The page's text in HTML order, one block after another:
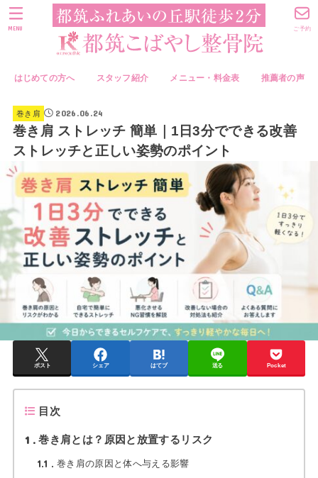
はじめての方へ スタッフ紹介 メニュー・料金表 推薦者の声
ご予約
MENU
巻き肩 2026.06.24
巻き肩 ストレッチ 簡単｜1日3分でできる改善
ストレッチと正しい姿勢のポイント
ポスト シェア はてブ 送る Pocket
目次
1 巻き肩とは？原因と放置するリスク
1.1 巻き肩の原因と体へ与える影響